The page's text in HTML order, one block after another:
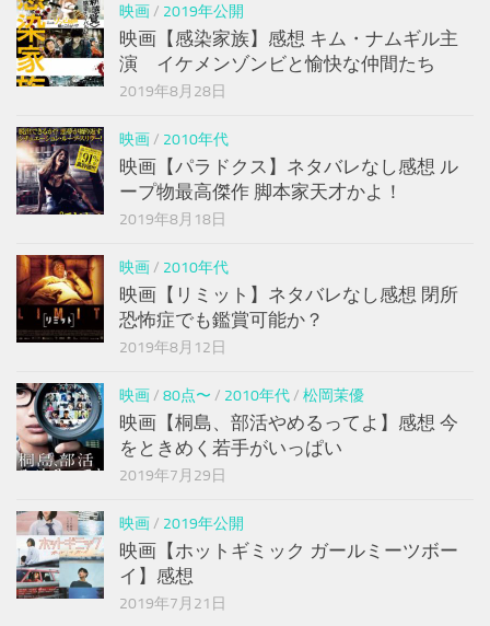
映画/ 2019年公開
映画【感染家族】感想 キム・ナムギル主
演 イケメンゾンビと愉快な仲間たち
2019年8月28日
映画/ 2010年代
映画【パラドクス】ネタバレなし感想 ル
ープ物最高傑作 脚本家天才かよ！
2019年8月18日
映画/ 2010年代
映画【リミット】ネタバレなし感想 閉所
恐怖症でも鑑賞可能か？
2019年8月12日
映画/ 80点〜 / 2010年代/ 松岡茉優
映画【桐島、部活やめるってよ】感想 今
をときめく若手がいっぱい
2019年7月29日
映画/ 2019年公開
映画【ホットギミック ガールミーツボー
イ】感想
2019年7月21日